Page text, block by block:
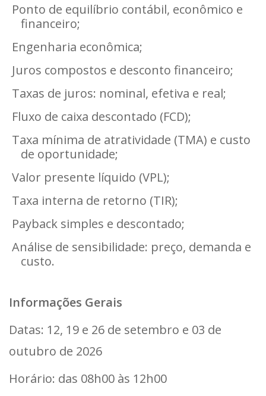
Ponto de equilíbrio contábil, econômico e
financeiro;
Engenharia econômica;
Juros compostos e desconto financeiro;
Taxas de juros: nominal, efetiva e real;
Fluxo de caixa descontado (FCD);
Taxa mínima de atratividade (TMA) e custo
de oportunidade;
Valor presente líquido (VPL);
Taxa interna de retorno (TIR);
Payback simples e descontado;
Análise de sensibilidade: preço, demanda e
custo.
Informações Gerais
Datas: 12, 19 e 26 de setembro e 03 de
outubro de 2026
Horário: das 08h00 às 12h00